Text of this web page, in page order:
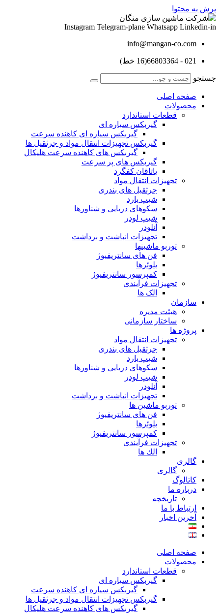
پرش به محتوا
Instagram Telegram-plane Whatsapp Linkedin-in
info@mangan-co.com
021 - 66803364(16 خط)
جستجو
صفحه اصلی
محصولات
قطعات استاندارد
گيربكس سياره ای
گيربكس سياره ای كاهنده سرعت
گيربكس تجهيزات انتقال مواد و جرثقيل ها
گيربكس های كاهنده سرعت هليكال
گيربكس های پر سرعت
ياتاقان كفگرد
تجهیزات انتقال مواد
جرثقیل های بندری
شیپ یارد
سکوهای دریایی و شناورها
شیپ لودر
آنلودر
تجهیزات انباشت و برداشت
توربو ماشینها
فن های سانتریفیوژ
بلوئرها
کمپرسور سانتریفیوژ
تجهیزات فرآیندی
الک ها
سازمان
هيئت مديره
ساختار سازمانی
پروژه ها
تجهيزات انتقال مواد
جرثقيل های بندری
شيپ يارد
سكوهای دريايی و شناورها
شيپ لودر
آنلودر
تجهيزات انباشت و برداشت
توربو ماشين ها
فن های سانتريفيوژ
بلوئرها
کمپرسور سانتریفیوژ
تجهیزات فرآیندی
الك ها
گالری
گالری
کاتالوگ
درباره ما
تاريخچه
ارتباط با ما
آخرین اخبار
صفحه اصلی
محصولات
قطعات استاندارد
گيربكس سياره ای
گيربكس سياره ای كاهنده سرعت
گيربكس تجهيزات انتقال مواد و جرثقيل ها
گيربكس های كاهنده سرعت هليكال